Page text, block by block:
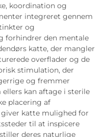
koordination og
integreret gennem
og
forhindrer den mentale
katte, der mangler
overflader og de
stimulation, der
og fremmer
kan aftage i sterile
placering af
katte mulighed for
til at inspicere
deres naturlige